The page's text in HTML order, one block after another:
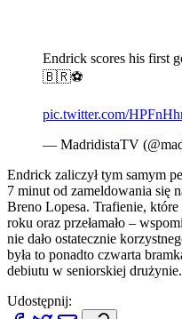
Endrick scores his first
🇧🇷⚽️
pic.twitter.com/
— MadridistaTV
Endrick zaliczył tym samym
7 minut od zameldowania się
Breno Lopesa. Trafienie,
roku oraz przełamało –
nie dało ostatecznie
była to ponadto czwarta
debiutu w seniorskiej drużynie.
Udostępnij: